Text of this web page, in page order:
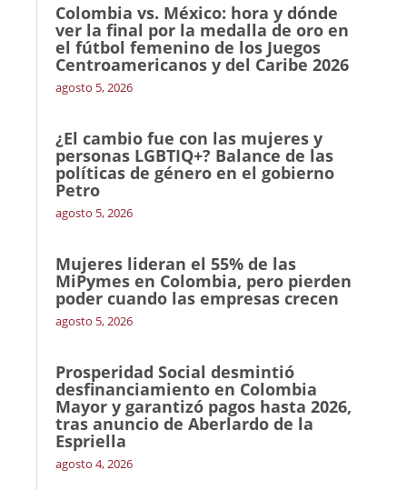
Colombia vs. México: hora y dónde
ver la final por la medalla de oro en
el fútbol femenino de los Juegos
Centroamericanos y del Caribe 2026
agosto 5, 2026
¿El cambio fue con las mujeres y
personas LGBTIQ+? Balance de las
políticas de género en el gobierno
Petro
agosto 5, 2026
Mujeres lideran el 55% de las
MiPymes en Colombia, pero pierden
poder cuando las empresas crecen
agosto 5, 2026
Prosperidad Social desmintió
desfinanciamiento en Colombia
Mayor y garantizó pagos hasta 2026,
tras anuncio de Aberlardo de la
Espriella
agosto 4, 2026